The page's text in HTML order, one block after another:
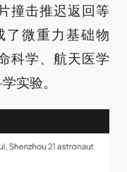
撞击推迟返回等
了微重力基础物
科学、航天医学
实验。